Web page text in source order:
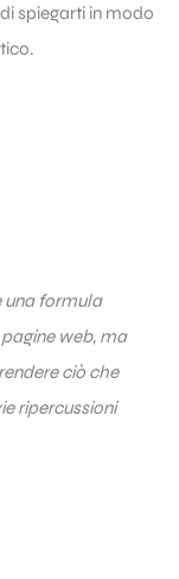
spiegarti in modo
una formula
web, ma
ciò che
ripercussioni